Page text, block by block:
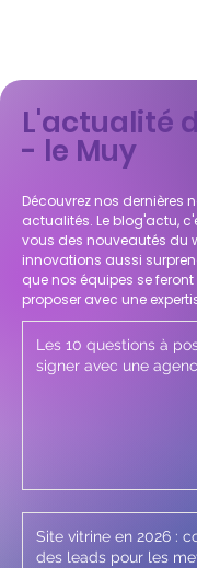
L'actualité
- le Muy
Découvrez nos dernières
actualités. Le blog'actu,
vous des nouveautés du
innovations aussi
que nos équipes se
proposer avec une
Les 10 questions à
signer avec une
Site vitrine en 2026 :
des leads pour les